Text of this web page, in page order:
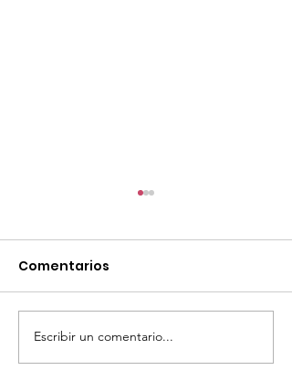
TourTravelynByFraveo
participó en la
Comentarios
Escribir un comentario...